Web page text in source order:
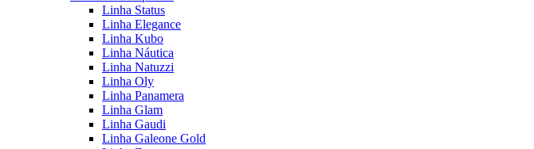
Linha Status
Linha Elegance
Linha Kubo
Linha Náutica
Linha Natuzzi
Linha Oly
Linha Panamera
Linha Glam
Linha Gaudi
Linha Galeone Gold